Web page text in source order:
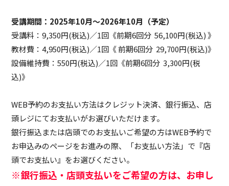
受講期間：2025年10月～2026年10月（予定）
受講料：9,350円(税込)／1回《前期6回分 56,100円(税込) 》
教材費：4,950円(税込)／1回 《 前期6回分 29,700円(税込)》
設備維持費：550円(税込)／1回 《前期6回分 3,300円(税
込)》
WEB予約のお支払い方法はクレジット決済、銀行振込、店
頭レジにてお支払いがお選びいただけます。
銀行振込または店頭でのお支払いご希望の方はWEB予約で
お申込みのページをお進みの際、「お支払い方法」で『店
頭でお支払い』をお選びください。
※銀行振込・店頭支払いをご希望の方は、お申し